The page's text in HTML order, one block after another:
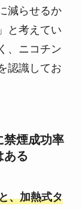
減らせるか
と考えてい
、ニコチン
認識してお
禁煙成功率
ある
、加熱式タ